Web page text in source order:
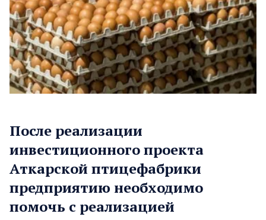
После реализации
инвестиционного проекта
Аткарской птицефабрики
предприятию необходимо
помочь с реализацией